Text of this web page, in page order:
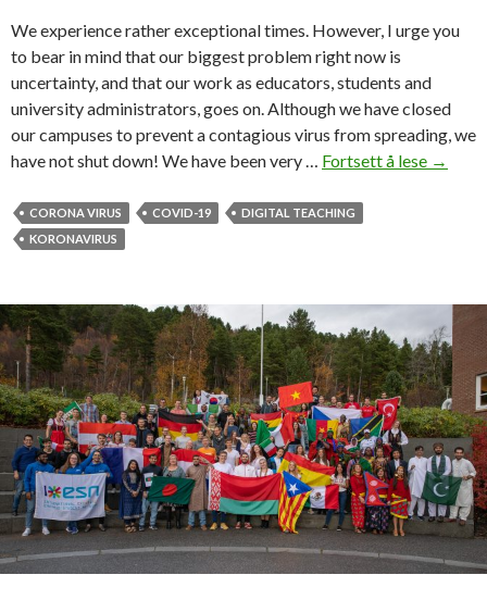
k
a
s
t
e
»
We experience rather exceptional times. However, I urge you
to bear in mind that our biggest problem right now is
uncertainty, and that our work as educators, students and
university administrators, goes on. Although we have closed
our campuses to prevent a contagious virus from spreading, we
have not shut down! We have been very … Fortsett å lese L
h
e
a
l
t
h
c
o
e
→
CORONA VIRUS COVID-19
DIGITAL TEACHING
KORONAVIRUS